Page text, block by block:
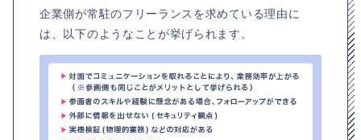
企業側が常駐のフリーランスを求めている理由に
は、以下のようなことが挙げられます。